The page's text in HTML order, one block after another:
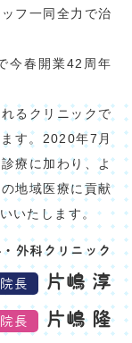
の受診であ
のある方
ナウイルス
５類感染症
フ一同全力で治
今春開業42周年
るクリニックで
す。2020年7月
療に加わり、よ
地域医療に貢献
いたします。
外科クリニック
院長 片嶋 淳
長 片嶋 隆